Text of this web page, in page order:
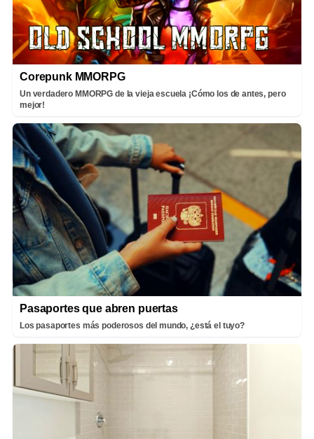
Corepunk MMORPG
Un verdadero MMORPG de la vieja escuela ¡Cómo los de antes, pero
mejor!
Pasaportes que abren puertas
Los pasaportes más poderosos del mundo, ¿está el tuyo?